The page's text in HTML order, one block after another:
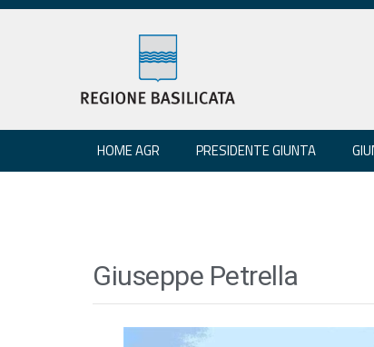
HOME AGR PRESIDENTE GIUNTA
Giuseppe Petrella